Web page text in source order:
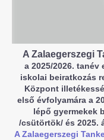
A Zalaegerszegi
a 2025/2026.
iskolai beiratkozás
Központ
első évfolyamára a
lépő gyermekek
/csütörtök/ és 2025.
A Zalaegerszegi